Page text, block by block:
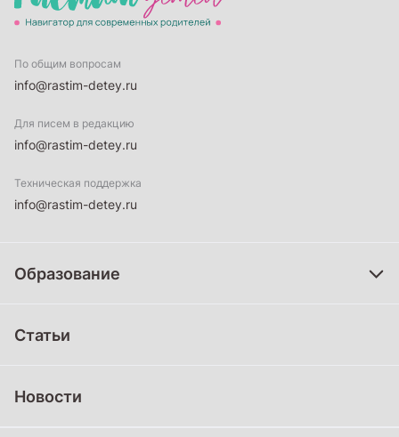
По общим вопросам
info@rastim-detey.ru
Для писем в редакцию
info@rastim-detey.ru
Техническая поддержка
info@rastim-detey.ru
Образование
Статьи
Новости